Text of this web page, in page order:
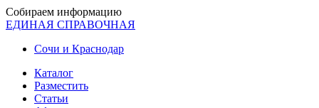
Собираем информацию
ЕДИНАЯ СПРАВОЧНАЯ
Сочи и Краснодар
Каталог
Разместить
Статьи